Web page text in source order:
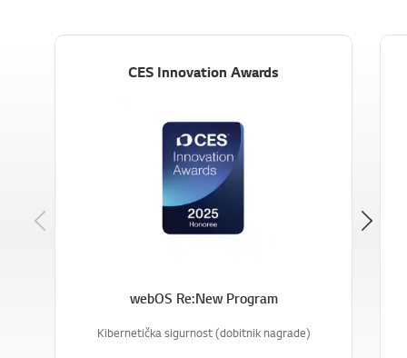
Previous
CES Innovation Awards
webOS Re:New Program
Kibernetička sigurnost (dobitnik nagrade)